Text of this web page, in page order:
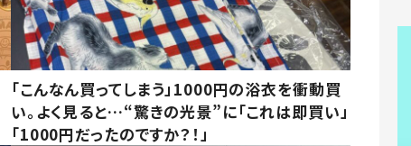
「こんなん買ってしまう」1000円の浴衣を衝動買
い。よく見ると…“驚きの光景”に「これは即買い」
「1000円だったのですか？！」